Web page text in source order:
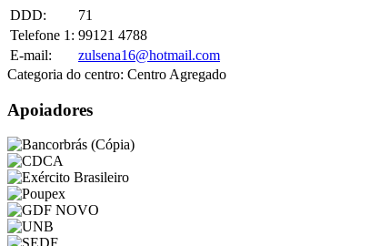
DDD:
71
Telefone 1: 99121 4788
E-mail:
zulsena16@hotmail.com
Categoria do centro: Centro Agregado
Apoiadores